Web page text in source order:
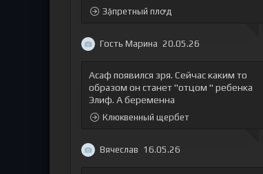
Зặпретный плꝍд
Гость Марина 20.05.26
Асаф появился зря. Сейчас каким то
образом он станет "отцом " ребенка
Элиф. А беременна
Клюквенный щербет
Вячеслав 16.05.26